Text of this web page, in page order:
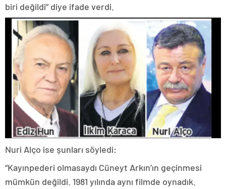
biri değildi” diye ifade verdi.
Nuri Alço ise şunları söyledi:
“Kayınpederi olmasaydı Cüneyt Arkın’ın geçinmesi
mümkün değildi. 1981 yılında aynı filmde oynadık.